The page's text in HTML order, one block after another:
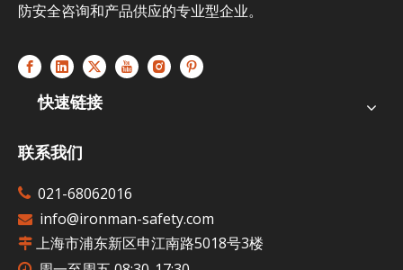
防安全咨询和产品供应的专业型企业。
快速链接
联系我们
 021-68062016
 info@ironman-safety.com
 上海市浦东新区申江南路5018号3楼